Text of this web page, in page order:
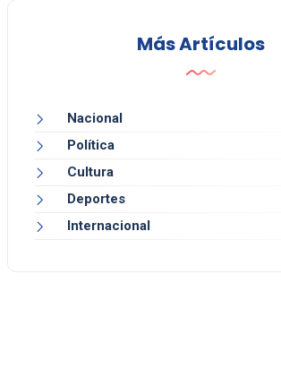
Más Artículos
Nacional
Política
Cultura
Deportes
Internacional